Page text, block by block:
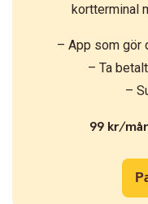
kortterminal
– App som gör
– Ta
–
99 kr/